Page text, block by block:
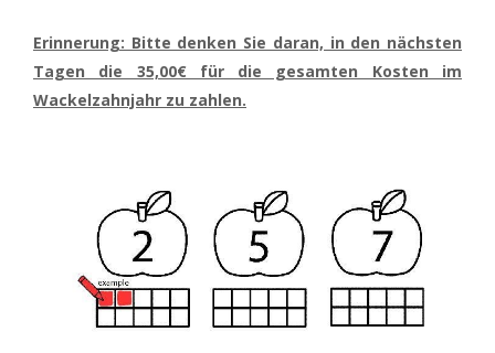
Erinnerung: Bitte denken Sie daran, in den nächsten
Tagen die 35,00€ für die gesamten Kosten im
Wackelzahnjahr zu zahlen.